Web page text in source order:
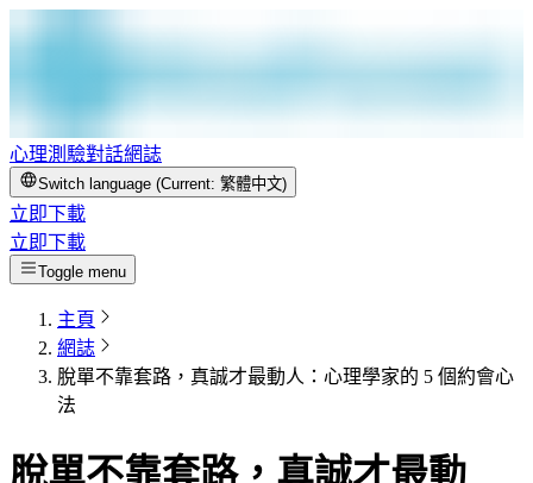
心理測驗對話網誌
Switch language (Current: 繁體中文)
立即下載
立即下載
Toggle menu
主頁
網誌
脫單不靠套路，真誠才最動人：心理學家的 5 個約會心
法
脫單不靠套路，真誠才最動